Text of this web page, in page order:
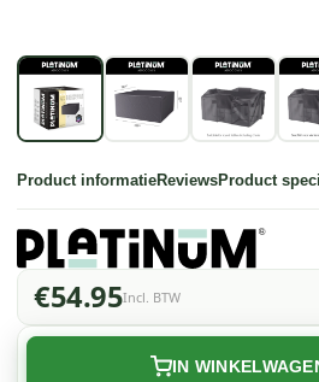
Product informatieReviewsProduct
€54.95Incl. BTW
IN